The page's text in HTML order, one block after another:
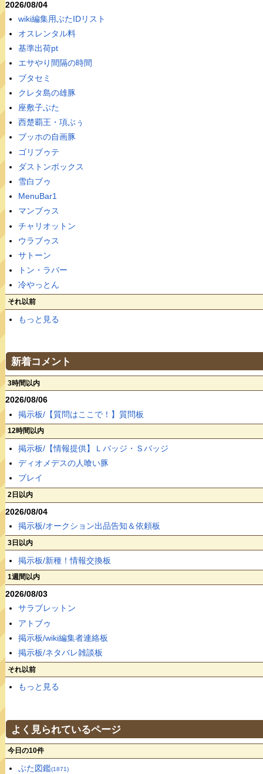
2026/08/04
wiki編集用ぶたIDリスト
オスレンタル料
基準出荷pt
エサやり間隔の時間
ブタセミ
クレタ島の雄豚
座敷子ぶた
西楚覇王・項ぶぅ
ブッホの自画豚
ゴリブゥテ
ダストンボックス
雪白ブゥ
MenuBar1
マンブゥス
チャリオットン
ウラブゥス
サトーン
トン・ラバー
冷やっとん
それ以前
もっと見る
新着コメント
3時間以内
2026/08/06
掲示板/【質問はここで！】質問板
12時間以内
掲示板/【情報提供】Ｌバッジ・Ｓバッジ
ディオメデスの人喰い豚
ブレイ
2日以内
2026/08/04
掲示板/オークション出品告知＆依頼板
3日以内
掲示板/新種！情報交換板
1週間以内
2026/08/03
サラブレットン
アトブゥ
掲示板/wiki編集者連絡板
掲示板/ネタバレ雑談板
それ以前
もっと見る
よく見られているページ
今日の10件
ぶた図鑑(1871)